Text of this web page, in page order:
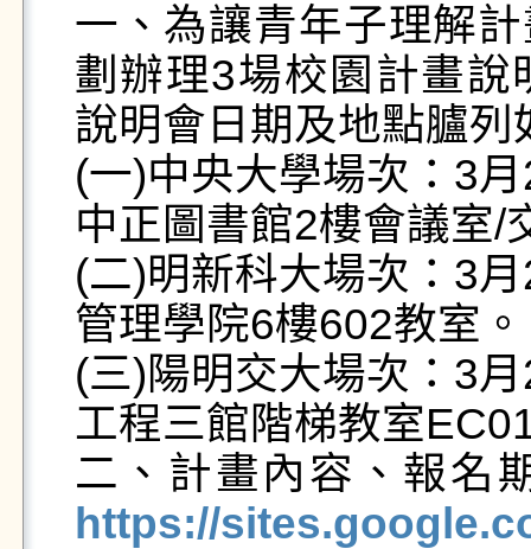
一、為讓青年子理解
劃辦理3場校園計畫
說明會日期及地點臚列
(一)中央大學場次：3
中正圖書館2樓會議室/
(二)明新科大場次：3
管理學院6樓602教室。
(三)陽明交大場次：3
工程三館階梯教室
二、計畫內容、報名
https://